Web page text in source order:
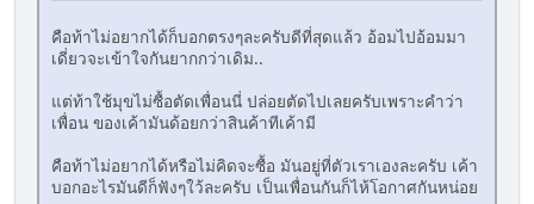
คือท้าไม่อยากได้ก็บอกตรงๆละครับดีที่สุดแล้ว อ้อมไปอ้อมมา
เดี่ยวจะเข้าใจกันยากกว่าเดิม..
แต่ท้าใช้มุขไม่ซื้อตัดเพื่อนนี่ ปล่อยตัดไปเลยครับเพราะคำว่า
เพื่อน ของเค้ามันด้อยกว่าสินค้าทีเค้ามี
คือท้าไม่อยากได้หรือไม่คิดจะซื้อ มันอยู่ที่ตัวเราเองละครับ เค้า
บอกอะไรมันดีก็ฟังๆใว้ละครับ เป็นเพื่อนกันก็ไห้โอกาศกันหน่อย